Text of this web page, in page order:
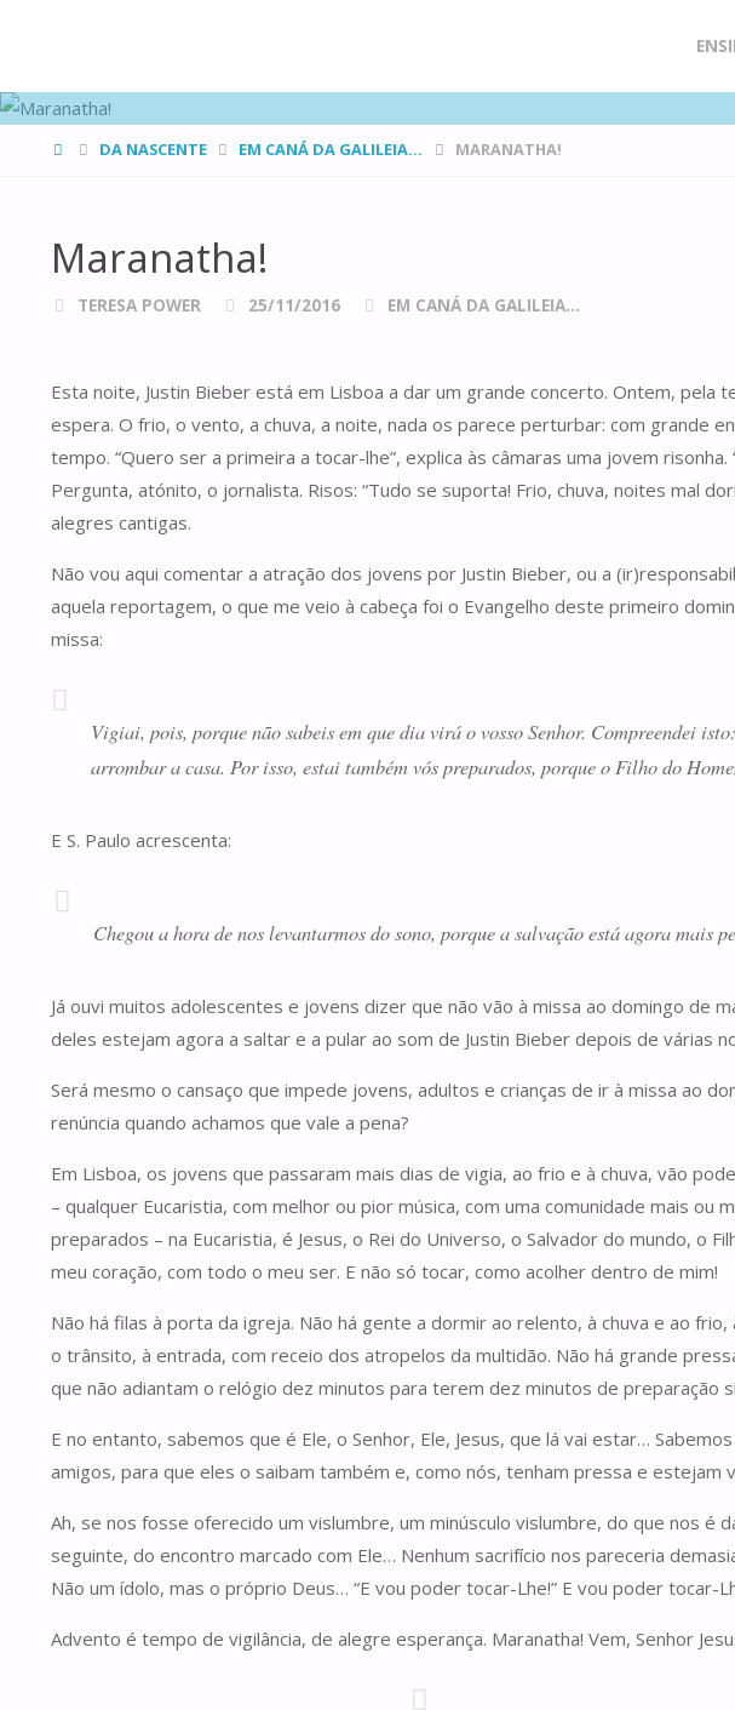
to
HOMEDA NASCENTE EM CANÁ DA GALILEIA... MARANATHA!
Maranatha!
TERESA POWER 25/11/2016 EM CANÁ DA GALILEIA...
Esta noite, Justin Bieber está em Lisboa a dar um grande concerto. Ontem,
espera. O frio, o vento, a chuva, a noite, nada os parece perturbar: com grande
tempo. “Quero ser a primeira a tocar-lhe”, explica às câmaras uma jovem
Pergunta, atónito, o jornalista. Risos: “Tudo se suporta! Frio, chuva, noites mal
alegres cantigas.
Não vou aqui comentar a atração dos jovens por Justin Bieber, ou a
aquela reportagem, o que me veio à cabeça foi o Evangelho deste primeiro
missa:
Vigiai, pois, porque não sabeis em que dia virá o vosso Senhor. Compreendei
arrombar a casa. Por isso, estai também vós preparados, porque o Filho do
E S. Paulo acrescenta:
Chegou a hora de nos levantarmos do sono, porque a salvação está agora
Já ouvi muitos adolescentes e jovens dizer que não vão à missa ao domingo de
deles estejam agora a saltar e a pular ao som de Justin Bieber depois de várias
Será mesmo o cansaço que impede jovens, adultos e crianças de ir à missa ao
renúncia quando achamos que vale a pena?
Em Lisboa, os jovens que passaram mais dias de vigia, ao frio e à chuva, vão
– qualquer Eucaristia, com melhor ou pior música, com uma comunidade mais
preparados – na Eucaristia, é Jesus, o Rei do Universo, o Salvador do mundo, o
meu coração, com todo o meu ser. E não só tocar, como acolher dentro de mim!
Não há filas à porta da igreja. Não há gente a dormir ao relento, à chuva e ao
o trânsito, à entrada, com receio dos atropelos da multidão. Não há grande
que não adiantam o relógio dez minutos para terem dez minutos de preparação
E no entanto, sabemos que é Ele, o Senhor, Ele, Jesus, que lá vai estar…
amigos, para que eles o saibam também e, como nós, tenham pressa e estejam
Ah, se nos fosse oferecido um vislumbre, um minúsculo vislumbre, do que nos é
seguinte, do encontro marcado com Ele… Nenhum sacrifício nos pareceria
Não um ídolo, mas o próprio Deus… “E vou poder tocar-Lhe!” E vou poder tocar-
Advento é tempo de vigilância, de alegre esperança. Maranatha! Vem, Senhor